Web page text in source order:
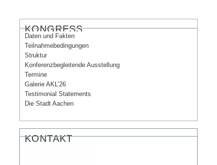
KONGRESS
Daten und Fakten
Teilnahmebedingungen
Struktur
Konferenzbegleitende Ausstellung
Termine
Galerie AKL’26
Testimonial Statements
Die Stadt Aachen
KONTAKT